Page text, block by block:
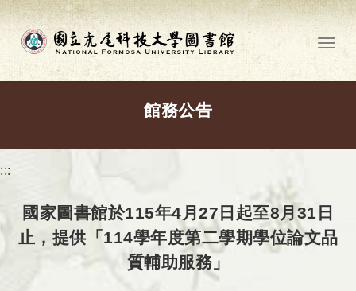
跳到主要內容
館務公告
:::
國家圖書館於115年4月27日起至8月31日
止，提供「114學年度第二學期學位論文品
質輔助服務」